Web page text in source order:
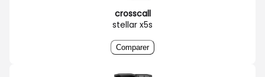
crosscall
stellar x5s
Comparer